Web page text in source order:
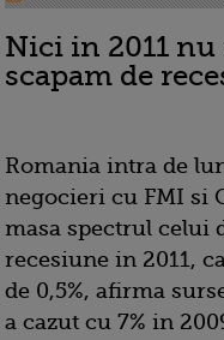
Nici in 2011
scapam de
Romania intra de
negocieri cu FMI si
masa spectrul celui
recesiune in 2011,
de 0,5%, afirma
a cazut cu 7% in